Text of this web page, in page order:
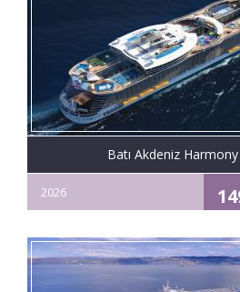
Batı Akdeniz
2026